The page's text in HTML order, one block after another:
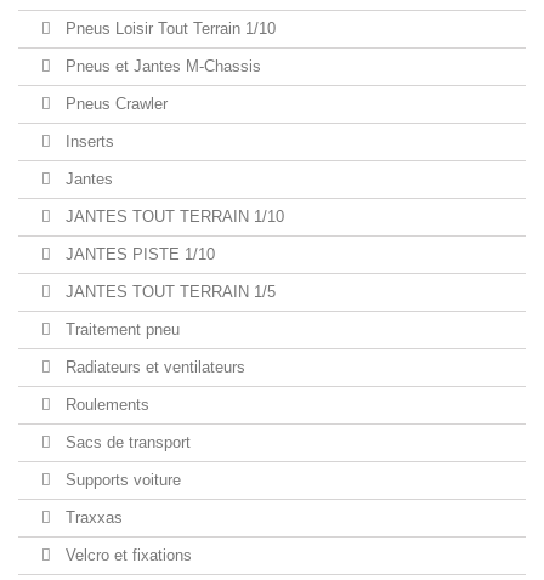
Pneus Loisir Tout Terrain 1/10
Pneus et Jantes M-Chassis
Pneus Crawler
Inserts
Jantes
JANTES TOUT TERRAIN 1/10
JANTES PISTE 1/10
JANTES TOUT TERRAIN 1/5
Traitement pneu
Radiateurs et ventilateurs
Roulements
Sacs de transport
Supports voiture
Traxxas
Velcro et fixations